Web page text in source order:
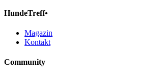
HundeTreff•
Magazin
Kontakt
Community